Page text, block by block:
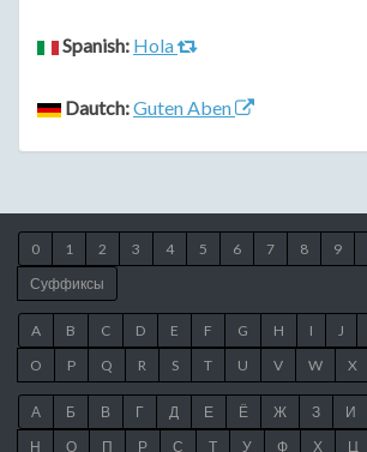
Spanish: Hola
Dautch:Guten Aben
0 1 2 3 4 5 6 7 8 9
Суффиксы
A B C D E F G H I J
O
P Q R S T U V W X
А Б В Г Д Е Ё Ж З И
Н
О П Р С Т У Ф Х Ц